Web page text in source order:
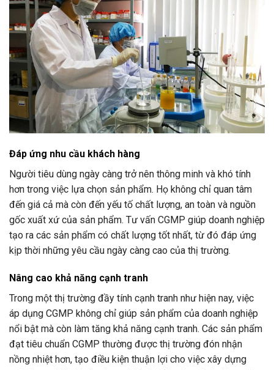
Đáp ứng nhu cầu khách hàng
Người tiêu dùng ngày càng trở nên thông minh và khó tính
hơn trong việc lựa chọn sản phẩm. Họ không chỉ quan tâm
đến giá cả mà còn đến yếu tố chất lượng, an toàn và nguồn
gốc xuất xứ của sản phẩm. Tư vấn CGMP giúp doanh nghiệp
tạo ra các sản phẩm có chất lượng tốt nhất, từ đó đáp ứng
kịp thời những yêu cầu ngày càng cao của thị trường.
Nâng cao khả năng cạnh tranh
Trong một thị trường đầy tính cạnh tranh như hiện nay, việc
áp dụng CGMP không chỉ giúp sản phẩm của doanh nghiệp
nổi bật mà còn làm tăng khả năng cạnh tranh. Các sản phẩm
đạt tiêu chuẩn CGMP thường được thị trường đón nhận
nồng nhiệt hơn, tạo điều kiện thuận lợi cho việc xây dựng